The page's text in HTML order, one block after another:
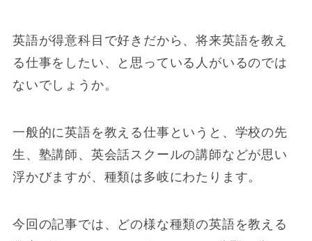
英語が得意科目で好きだから、将来英語を教え
る仕事をしたい、と思っている人がいるのでは
ないでしょうか。
一般的に英語を教える仕事というと、学校の先
生、塾講師、英会話スクールの講師などが思い
浮かびますが、種類は多岐にわたります。
今回の記事では、どの様な種類の英語を教える